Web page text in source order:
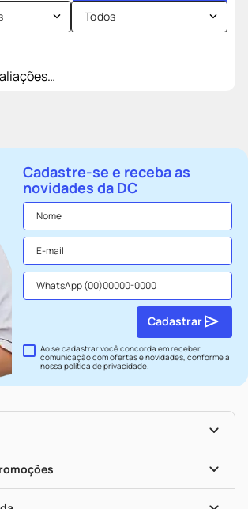
Todos
Cadastre-se e receba as
novidades da DC
Ao se cadastrar você concorda em receber
comunicação com ofertas e novidades, conforme a
nossapolítica de privacidade.
Cadastrar